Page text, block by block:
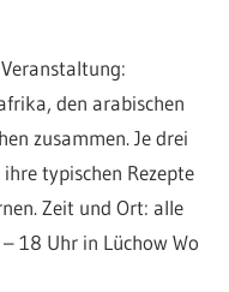
den arabischen
zusammen. Je drei
typischen Rezepte
Zeit und Ort: alle
18 Uhr in Lüchow Wo